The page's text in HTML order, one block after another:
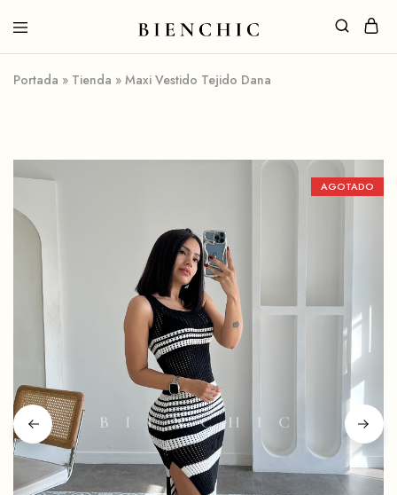
Portada » Tienda » Maxi Vestido Tejido Dana
AGOTADO